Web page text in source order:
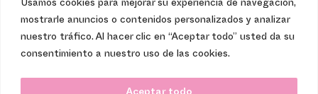
Usamos cookies para mejorar su experiencia de navegación,
mostrarle anuncios o contenidos personalizados y analizar
nuestro tráfico. Al hacer clic en “Aceptar todo” usted da su
consentimiento a nuestro uso de las cookies.
Aceptar todo
Ipas no es un distribuidor de insumos médicos. Nuestros
servicios se concentran, entre otros, en la difusión de
técnica necesaria para proveer servicios de aborto seguro